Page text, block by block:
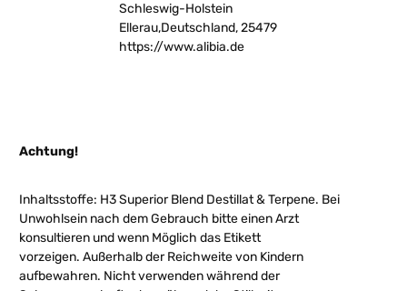
Schleswig-Holstein
Ellerau,Deutschland, 25479
https://www.alibia.de
Achtung!
Inhaltsstoffe: H3 Superior Blend Destillat & Terpene. Bei
Unwohlsein nach dem Gebrauch bitte einen Arzt
konsultieren und wenn Möglich das Etikett
vorzeigen. Außerhalb der Reichweite von Kindern
aufbewahren. Nicht verwenden während der